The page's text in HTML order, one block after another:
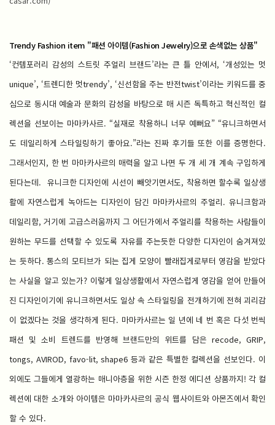
Trendy Fashion item "패션 아이템(Fashion Jewelry)으로 손색없는 상품"
‘컨템포러리 감성의 스트릿 주얼리 브랜드’라는 큰 틀 안에서, ‘개성있는 멋
unique’, ‘트렌디한 멋trendy’, ‘신선함을 주는 반전twist’이라는 키워드를 중
심으로 동시대 예술과 문화의 감성을 바탕으로 매 시즌 독특하고 혁신적인 컬
렉션을 선보이는 마마카사르. “실재로 착용하니 너무 예뻐요” “유니크하면서
도 데일리하게 스타일링하기 좋아요.”라는 진짜 후기들 또한 이를 증명한다.
그래서인지, 한 번 마마카사르의 매력을 알고 나면 두 개 세 개 계속 구입하게
된다는데. 유니크한 디자인에 시선이 빼앗기면서도, 착용하면 할수록 일상생
활에 자연스럽게 녹아드는 디자인이 담긴 마마카사르의 주얼리. 유니크함과
데일리함, 거기에 고급스러움까지 그 어딘가에서 주얼리를 착용하는 사람들이
원하는 무드를 선택할 수 있도록 자유를 주는듯한 다양한 디자인이 숨겨져있
는 듯하다. 통스의 모티브가 되는 집게 모양이 빨래집게로부터 영감을 받았다
는 사실을 알고 있는가? 이렇게 일상생활에서 자연스럽게 영감을 얻어 만들어
진 디자인이기에 유니크하면서도 일상 속 스타일링을 전개하기에 전혀 괴리감
이 없겠다는 것을 생각하게 된다. 마마카사르는 일 년에 네 번 혹은 다섯 번씩
패션 및 소비 트렌드를 반영해 브랜드만의 위트를 담은 recode, GRIP,
tongs, AVIROD, favo-lit, shape6 등과 같은 특별한 컬렉션을 선보인다. 이
외에도 그들에게 열광하는 매니아층을 위한 시즌 한정 에디션 상품까지! 각 컬
렉션에 대한 소개와 아이템은 마마카사르의 공식 웹사이트와 아몬즈에서 확인
할 수 있다.